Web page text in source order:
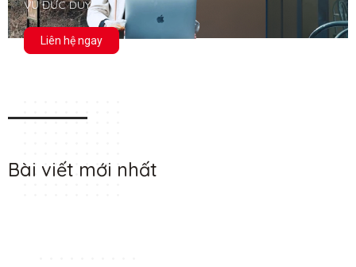
VŨ ĐỨC DUY
Liên hệ ngay
Bài viết mới nhất